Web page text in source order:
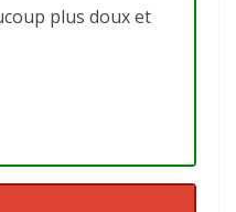
plus doux et